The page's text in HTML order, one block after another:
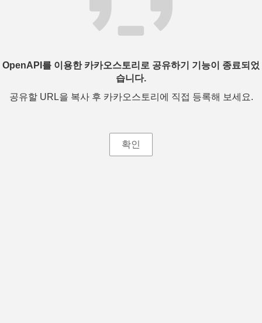
OpenAPI를 이용한 카카오스토리로 공유하기 기능이 종료되었
습니다.
공유할 URL을 복사 후 카카오스토리에 직접 등록해 보세요.
확인